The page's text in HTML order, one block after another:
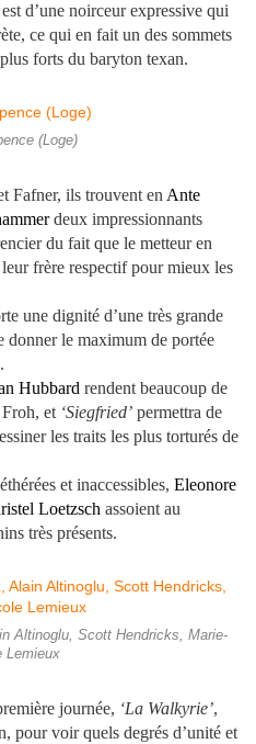
d’une noirceur expressive qui
ce qui en fait un des sommets
forts du baryton texan.
(Loge)
Fafner, ils trouvent en Ante
deux impressionnants
du fait que le metteur en
frère respectif pour mieux les
une dignité d’une très grande
donner le maximum de portée
Hubbard rendent beaucoup de
et ‘Siegfried’ permettra de
les traits les plus torturés de
et inaccessibles, Eleonore
Loetzsch assoient au
très présents.
Altinoglu, Scott Hendricks, Marie-
Lemieux
journée, ‘La Walkyrie’,
pour voir quels degrés d’unité et